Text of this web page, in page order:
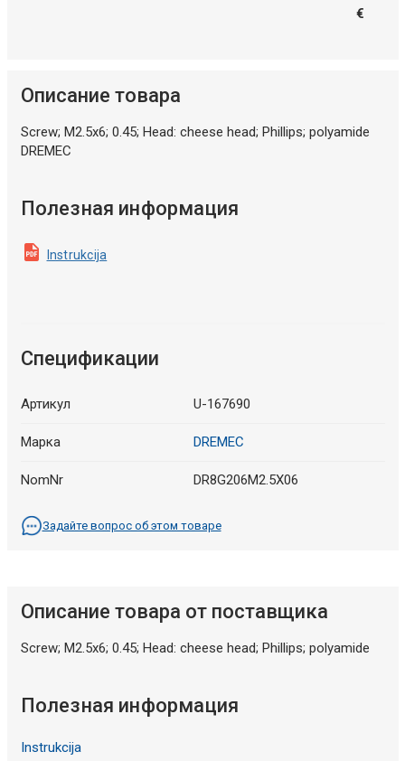
€
Описание товара
Screw; M2.5x6; 0.45; Head: cheese head; Phillips; polyamide
DREMEC
Полезная информация
Instrukcija
Спецификации
Артикул U-167690
Марка DREMEC
NomNr DR8G206M2.5X06
Задайте вопрос об этом товаре
Описание товара от поставщика
Screw; M2.5x6; 0.45; Head: cheese head; Phillips; polyamide
Полезная информация
Instrukcija